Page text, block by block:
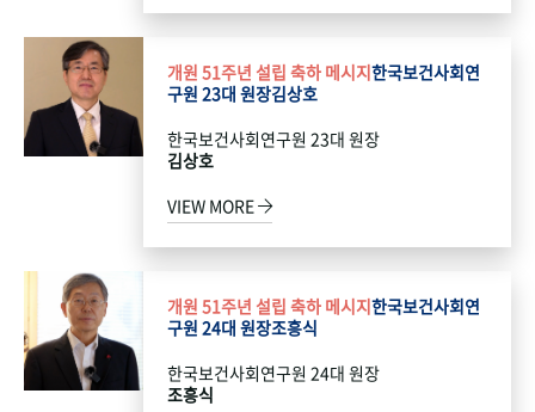
개원 51주년 설립 축하 메시지한국보건사회연
구원 23대 원장김상호
한국보건사회연구원 23대 원장
김상호
VIEW MORE
개원 51주년 설립 축하 메시지한국보건사회연
구원 24대 원장조흥식
한국보건사회연구원 24대 원장
조흥식